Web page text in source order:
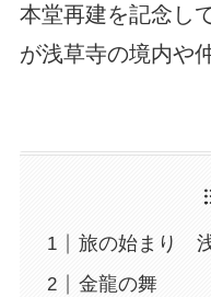
本堂再建を記念し
が浅草寺の境内や
旅の始まり
金龍の舞